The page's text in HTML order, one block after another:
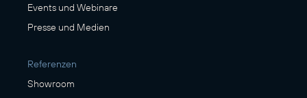
Events und Webinare
Presse und Medien
Referenzen
Showroom